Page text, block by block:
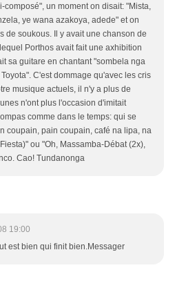
composé", un moment on disait: "Mista,
ye wana azakoya, adede" et on
de soukous. Il y avait une chanson de
Porthos avait fait une axhibition
sa guitare en chantant "sombela nga
C'est dommage qu'avec les cris
musique actuels, il n'y a plus de
n'ont plus l'occasion d'imitait
comme dans le temps: qui se
coupain, pain coupain, café na lipa, na
ou "Oh, Massamba-Débat (2x),
Cao! Tundanonga
19:00
est bien qui finit bien.Messager